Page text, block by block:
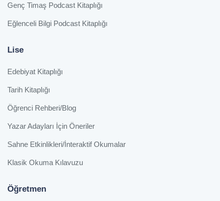
Genç Timaş Podcast Kitaplığı
Eğlenceli Bilgi Podcast Kitaplığı
Lise
Edebiyat Kitaplığı
Tarih Kitaplığı
Öğrenci Rehberi/Blog
Yazar Adayları İçin Öneriler
Sahne Etkinlikleri/İnteraktif Okumalar
Klasik Okuma Kılavuzu
Öğretmen